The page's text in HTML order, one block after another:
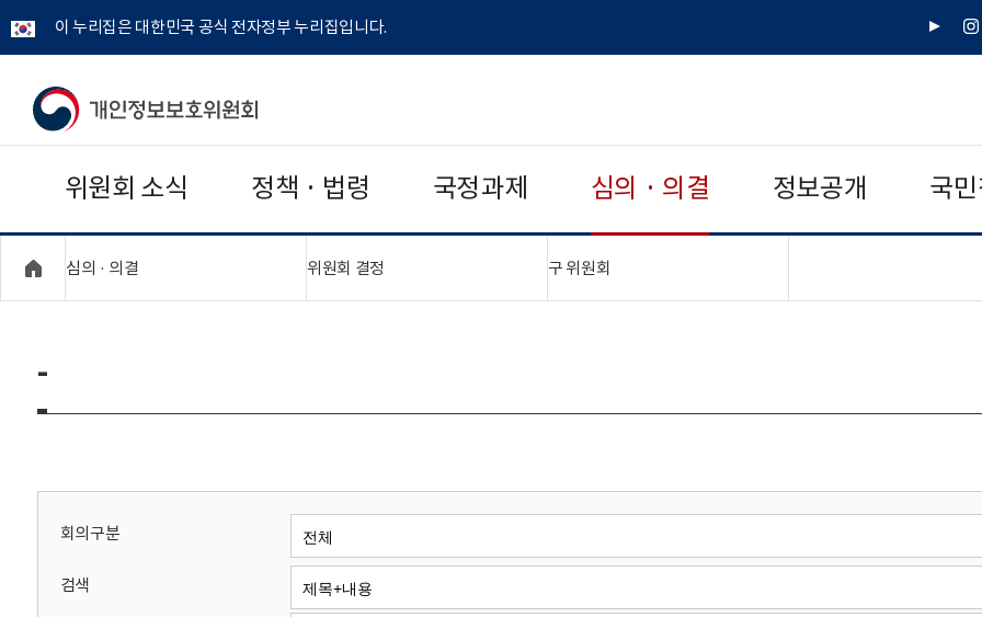
이 누리집은 대한민국 공식 전자정부 누리집입니다.
유
인
개
보
보
위
회
위원회 소식 정책 · 법령 국정과제 심의 · 의결 정보공개 국
심의 · 의결 위원회 결정 구 위원회
-
회의구분
검색